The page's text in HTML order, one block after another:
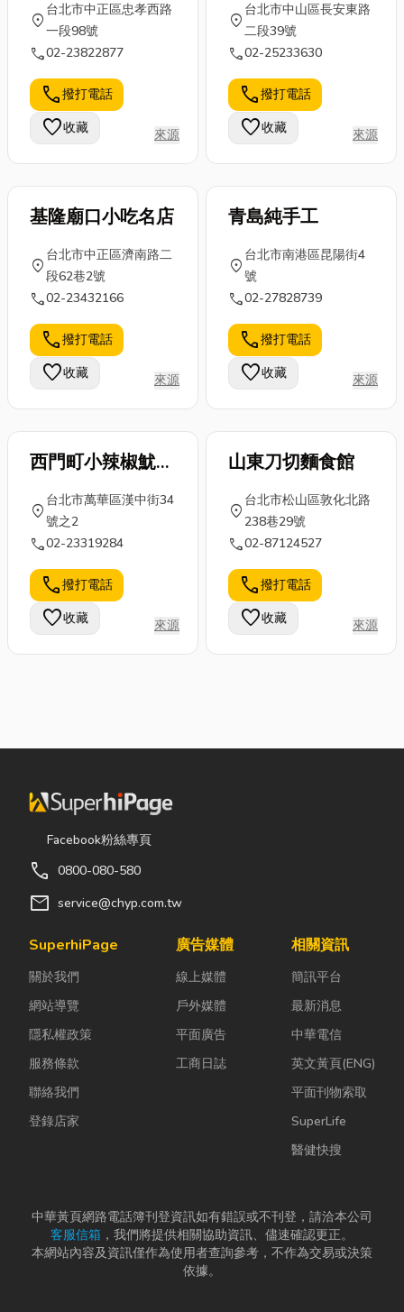
金。遇到這種
情況，選擇一
家可靠、合法
且服務周到的
當舖，通常是
最快解決問題
的方法。對於
嘉義及朴子地
區的朋...
你剛好是身在
找員林借款的
話，那小編在
文末也會推薦
優質的員林當
舖名單，有需
要的朋友歡迎
聯...
設計檔案輸出
至不同材質，
適合少量製
作、客製化需
求以及需要快
速交件的場
合。 從海報、
帆布、展架、
背...
location_on
台北市中正區忠孝西路
一段98號
call02-23822877
call撥打電話
favorite收藏 來源
location_on
台北市中山區長安東路
二段39號
call02-25233630
call撥打電話
favorite收藏 來源
基隆廟口小吃名店
location_on
台北市中正區濟南路二
段62巷2號
call02-23432166
call撥打電話
favorite收藏 來源
青島純手工
location_on
台北市南港區昆陽街4
號
call02-27828739
call撥打電話
favorite收藏 來源
西門町小辣椒魷魚
location_on
台北市萬華區漢中街34
號之2
call02-23319284
call撥打電話
favorite收藏 來源
山東刀切麵食館
location_on
台北市松山區敦化北路
238巷29號
call02-87124527
call撥打電話
favorite收藏 來源
Facebook粉絲專頁
call 0800-080-580
mail service@chyp.com.tw
SuperhiPage
關於我們
網站導覽
隱私權政策
服務條款
聯絡我們
登錄店家
廣告媒體
線上媒體
戶外媒體
平面廣告
工商日誌
相關資訊
簡訊平台
最新消息
中華電信
英文黃頁(ENG)
平面刊物索取
SuperLife
醫健快搜
中華黃頁網路電話簿刊登資訊如有錯誤或不刊登，請洽本公司
客服信箱 ，我們將提供相關協助資訊、儘速確認更正。
本網站內容及資訊僅作為使用者查詢參考，不作為交易或決策
依據。